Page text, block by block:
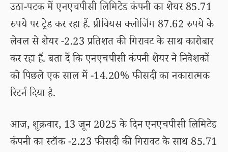
उठा-पटक में एनएचपीसी लिमिटेड कंपनी का शेयर 85.71
रुपये पर ट्रेड कर रहा हैं. प्रीवियस क्लोजिंग 87.62 रुपये के
लेवल से शेयर -2.23 प्रतिशत की गिरावट के साथ कारोबार
कर रहा हैं. बता दें कि एनएचपीसी कंपनी शेयर ने निवेशकों
को पिछले एक साल में -14.20% फीसदी का नकारात्मक
रिटर्न दिया है.
आज, शुक्रवार, 13 जून 2025 के दिन एनएचपीसी लिमिटेड
कंपनी का स्टॉक -2.23 फीसदी की गिरावट के साथ 85.71